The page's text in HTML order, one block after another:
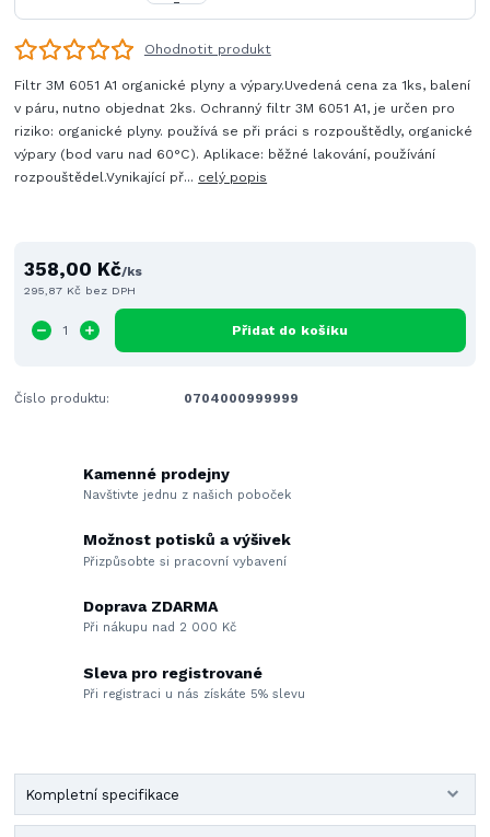
Ohodnotit produkt
Filtr 3M 6051 A1 organické plyny a výpary.Uvedená cena za 1ks, balení
v páru, nutno objednat 2ks. Ochranný filtr 3M 6051 A1, je určen pro
riziko: organické plyny. používá se při práci s rozpouštědly, organické
výpary (bod varu nad 60°C). Aplikace: běžné lakování, používání
rozpouštědel.Vynikající př... celý popis
358,00 Kč/ks
295,87 Kč bez DPH
Přidat do košíku
Číslo produktu: 0704000999999
Kamenné prodejny
Navštivte jednu z našich poboček
Možnost potisků a výšivek
Přizpůsobte si pracovní vybavení
Doprava ZDARMA
Při nákupu nad 2 000 Kč
Sleva pro registrované
Při registraci u nás získáte 5% slevu
Kompletní specifikace